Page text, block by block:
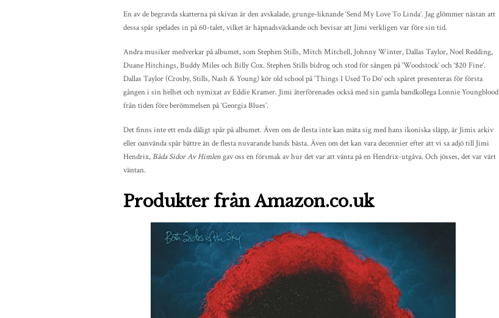
En av de begravda skatterna på skivan är den avskalade, grunge-liknande ‘Send My Love To Linda’. Jag glömmer nästan att
dessa spår spelades in på 60-talet, vilket är häpnadsväckande och bevisar att Jimi verkligen var före sin tid.
Andra musiker medverkar på albumet, som Stephen Stills, Mitch Mitchell, Johnny Winter, Dallas Taylor, Noel Redding,
Duane Hitchings, Buddy Miles och Billy Cox. Stephen Stills bidrog och stod för sången på ‘Woodstock’ och ‘$20 Fine’.
Dallas Taylor (Crosby, Stills, Nash & Young) kör old school på ‘Things I Used To Do’ och spåret presenteras för första
gången i sin helhet och nymixat av Eddie Kramer. Jimi återförenades också med sin gamla bandkollega Lonnie Youngblood
från tiden före berömmelsen på ‘Georgia Blues’.
Det finns inte ett enda dåligt spår på albumet. Även om de flesta inte kan mäta sig med hans ikoniska släpp, är Jimis arkiv
eller oanvända spår bättre än de flesta nuvarande bands bästa. Även om det kan vara decennier efter att vi sa adjö till Jimi
Hendrix,Båda Sidor Av Himlengav oss en försmak av hur det var att vänta på en Hendrix-utgåva. Och jösses, det var värt
väntan.
Produkter från Amazon.co.uk